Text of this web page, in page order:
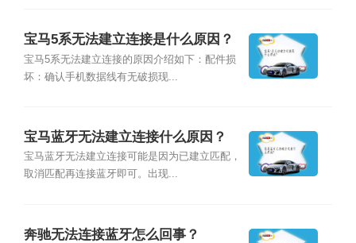
宝马5系无法建立连接是什么原因？
宝马5系无法建立连接的原因介绍如下：配件损
坏：确认手机数据线有无破损现...
宝马蓝牙无法建立连接什么原因？
宝马蓝牙无法建立连接可能是因为已建立匹配，
取消匹配再连接蓝牙即可。出现...
奔驰无法连接蓝牙怎么回事？